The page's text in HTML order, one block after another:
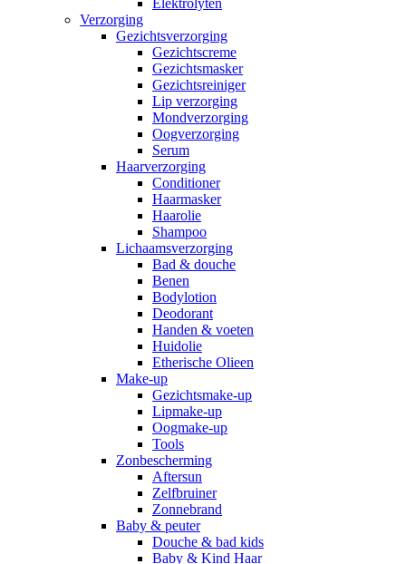
Elektrolyten
Verzorging
Gezichtsverzorging
Gezichtscreme
Gezichtsmasker
Gezichtsreiniger
Lip verzorging
Mondverzorging
Oogverzorging
Serum
Haarverzorging
Conditioner
Haarmasker
Haarolie
Shampoo
Lichaamsverzorging
Bad & douche
Benen
Bodylotion
Deodorant
Handen & voeten
Huidolie
Etherische Olieen
Make-up
Gezichtsmake-up
Lipmake-up
Oogmake-up
Tools
Zonbescherming
Aftersun
Zelfbruiner
Zonnebrand
Baby & peuter
Douche & bad kids
Baby & Kind Haar